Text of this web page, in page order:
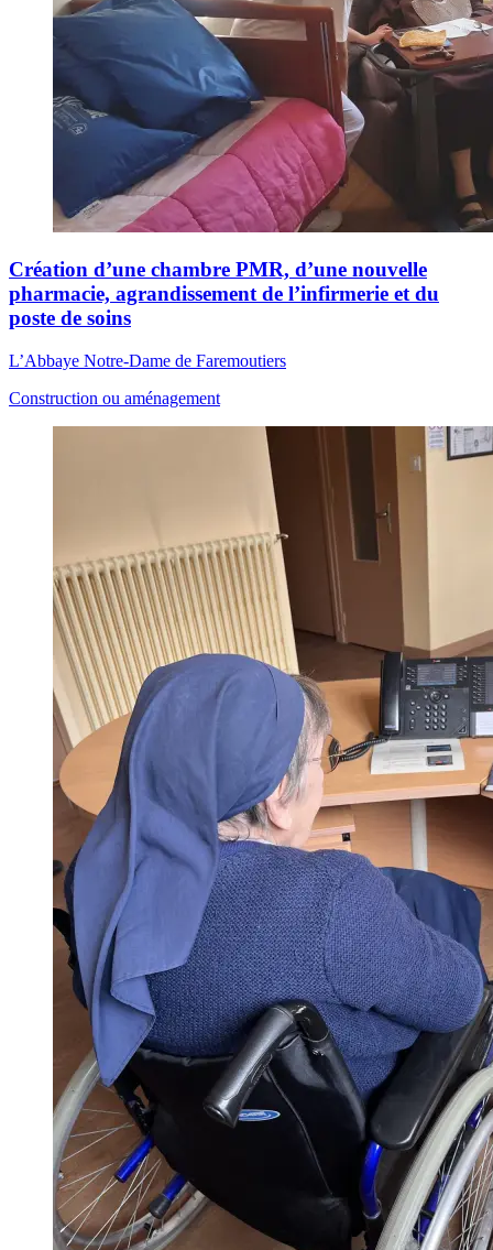
Création d’une chambre PMR, d’une nouvelle
pharmacie, agrandissement de l’infirmerie et du
poste de soins
L’Abbaye Notre-Dame de Faremoutiers
Construction ou aménagement